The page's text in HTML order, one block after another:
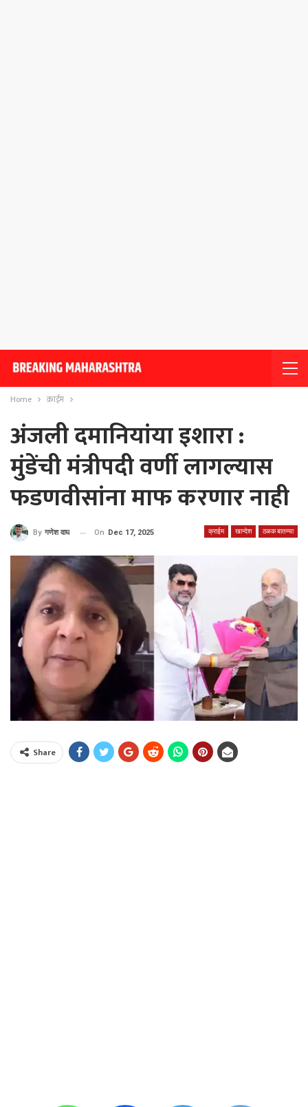
Home क्राईम
अंजली दमानियांया इशारा :
मुंडेंची मंत्रीपदी वर्णी लागल्यास
फडणवीसांना माफ करणार नाही
क्राईम खान्देश ठळक बातम्या
By गणेश वाघ On Dec 17, 2025
Share